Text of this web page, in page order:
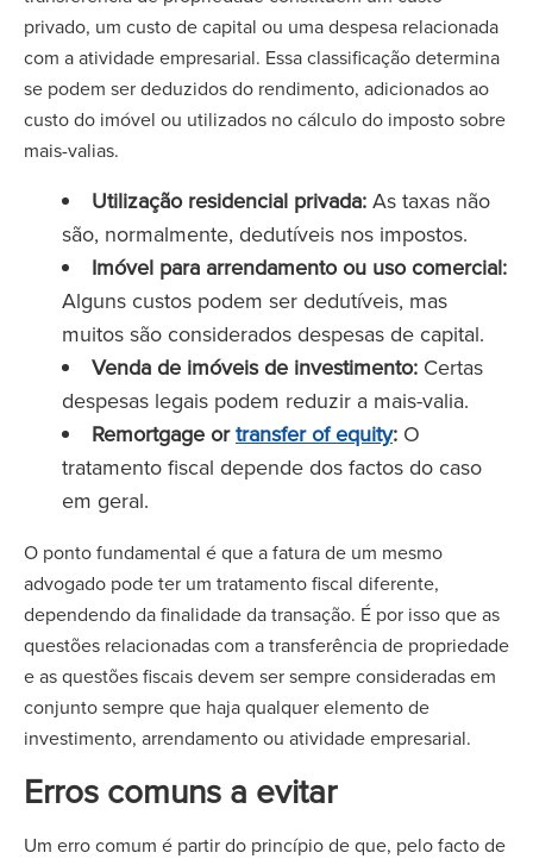
privado, um custo de capital ou uma despesa relacionada
com a atividade empresarial. Essa classificação determina
se podem ser deduzidos do rendimento, adicionados ao
custo do imóvel ou utilizados no cálculo do imposto sobre
mais-valias.
Utilização residencial privada: As taxas não
são, normalmente, dedutíveis nos impostos.
Imóvel para arrendamento ou uso comercial:
Alguns custos podem ser dedutíveis, mas
muitos são considerados despesas de capital.
Venda de imóveis de investimento: Certas
despesas legais podem reduzir a mais-valia.
Remortgage ortransfer of equity: O
tratamento fiscal depende dos factos do caso
em geral.
O ponto fundamental é que a fatura de um mesmo
advogado pode ter um tratamento fiscal diferente,
dependendo da finalidade da transação. É por isso que as
questões relacionadas com a transferência de propriedade
e as questões fiscais devem ser sempre consideradas em
conjunto sempre que haja qualquer elemento de
investimento, arrendamento ou atividade empresarial.
Erros comuns a evitar
Um erro comum é partir do princípio de que, pelo facto de